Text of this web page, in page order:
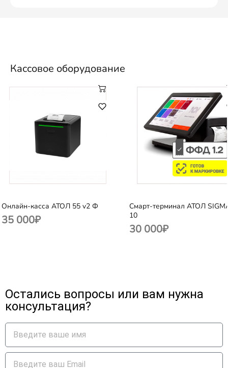
Кассовое оборудование
Онлайн-касса АТОЛ 55 v2 Ф
35 000₽
Смарт-терминал АТОЛ
10
30 000₽
Остались вопросы или вам нужна
консультация?